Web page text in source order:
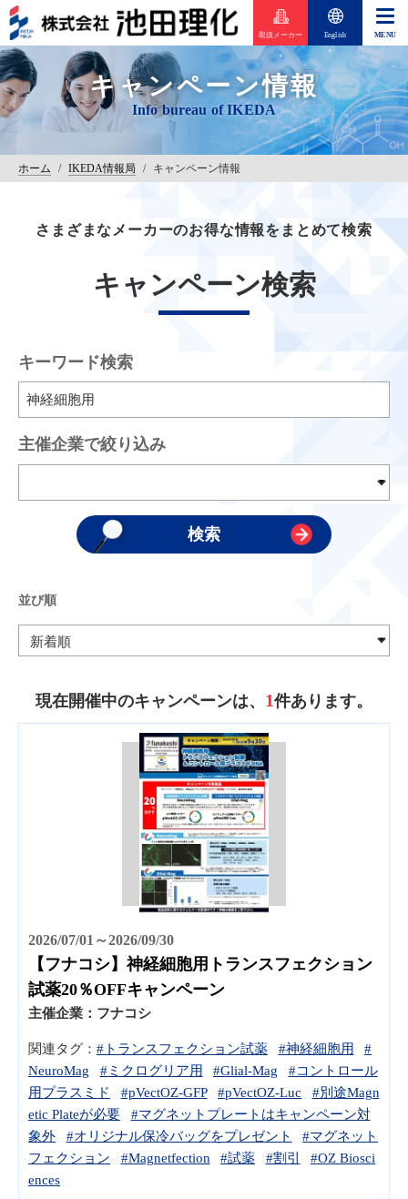
取扱メーカー English
キャンペーン情報
ホーム / IKEDA情報局 / キャンペーン情報
さまざまなメーカーのお得な情報をまとめて検索
キャンペーン検索
キーワード検索
主催企業で絞り込み
並び順
現在開催中のキャンペーンは、 1件あります。
2026/07/01～2026/09/30
【フナコシ】神経細胞用トランスフェクション
試薬20％OFFキャンペーン
主催企業： フナコシ
関連タグ： #トランスフェクション試薬 #神経細胞用
#
NeuroMag
#ミクログリア用 #Glial-Mag
#コントロール
用プラスミド
#pVectOZ-GFP #pVectOZ-Luc
#別途Magn
etic Plateが必要
#マグネットプレートはキャンペーン対
象外
#オリジナル保冷バッグをプレゼント
#マグネット
フェクション
#Magnetfection #試薬 #割引
#OZ Biosci
ences